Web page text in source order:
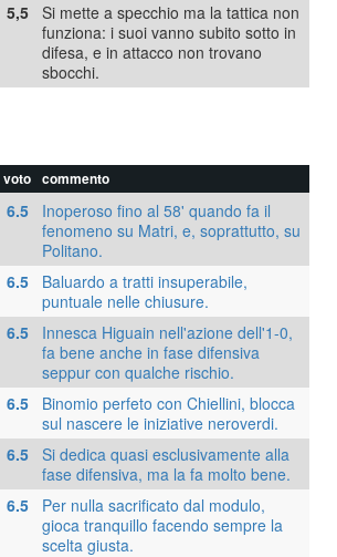
5,5
Si mette a specchio ma la tattica non
funziona: i suoi vanno subito sotto in
difesa, e in attacco non trovano
sbocchi.
voto commento
6.5
Inoperoso fino al 58' quando fa il
fenomeno su Matri, e, soprattutto, su
Politano.
6.5
Baluardo a tratti insuperabile,
puntuale nelle chiusure.
6.5
Innesca Higuain nell'azione dell'1-0,
fa bene anche in fase difensiva
seppur con qualche rischio.
6.5
Binomio perfeto con Chiellini, blocca
sul nascere le iniziative neroverdi.
6.5
Si dedica quasi esclusivamente alla
fase difensiva, ma la fa molto bene.
6.5
Per nulla sacrificato dal modulo,
gioca tranquillo facendo sempre la
scelta giusta.